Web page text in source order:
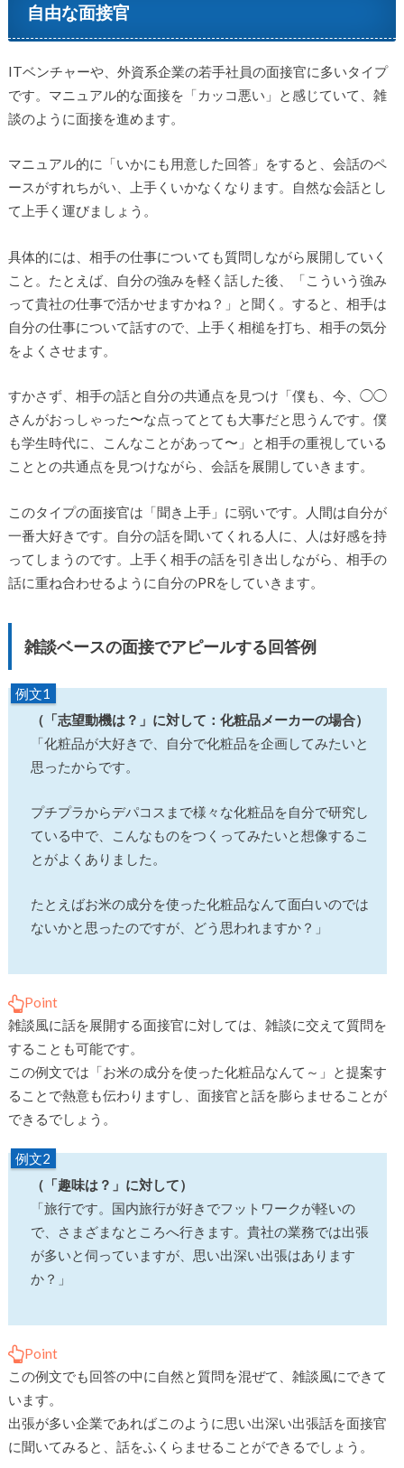
自由な面接官
ITベンチャーや、外資系企業の若手社員の面接官に多いタイプ
です。マニュアル的な面接を「カッコ悪い」と感じていて、雑
談のように面接を進めます。
マニュアル的に「いかにも用意した回答」をすると、会話のペ
ースがすれちがい、上手くいかなくなります。自然な会話とし
て上手く運びましょう。
具体的には、相手の仕事についても質問しながら展開していく
こと。たとえば、自分の強みを軽く話した後、「こういう強み
って貴社の仕事で活かせますかね？」と聞く。すると、相手は
自分の仕事について話すので、上手く相槌を打ち、相手の気分
をよくさせます。
すかさず、相手の話と自分の共通点を見つけ「僕も、今、◯◯
さんがおっしゃった〜な点ってとても大事だと思うんです。僕
も学生時代に、こんなことがあって〜」と相手の重視している
こととの共通点を見つけながら、会話を展開していきます。
このタイプの面接官は「聞き上手」に弱いです。人間は自分が
一番大好きです。自分の話を聞いてくれる人に、人は好感を持
ってしまうのです。上手く相手の話を引き出しながら、相手の
話に重ね合わせるように自分のPRをしていきます。
雑談ベースの面接でアピールする回答例
例文1
（「志望動機は？」に対して：化粧品メーカーの場合）
「化粧品が大好きで、自分で化粧品を企画してみたいと
思ったからです。
プチプラからデパコスまで様々な化粧品を自分で研究し
ている中で、こんなものをつくってみたいと想像するこ
とがよくありました。
たとえばお米の成分を使った化粧品なんて面白いのでは
ないかと思ったのですが、どう思われますか？」
Point
雑談風に話を展開する面接官に対しては、雑談に交えて質問を
することも可能です。
この例文では「お米の成分を使った化粧品なんて～」と提案す
ることで熱意も伝わりますし、面接官と話を膨らませることが
できるでしょう。
例文2
（「趣味は？」に対して）
「旅行です。国内旅行が好きでフットワークが軽いの
で、さまざまなところへ行きます。貴社の業務では出張
が多いと伺っていますが、思い出深い出張はあります
か？」
Point
この例文でも回答の中に自然と質問を混ぜて、雑談風にできて
います。
出張が多い企業であればこのように思い出深い出張話を面接官
に聞いてみると、話をふくらませることができるでしょう。